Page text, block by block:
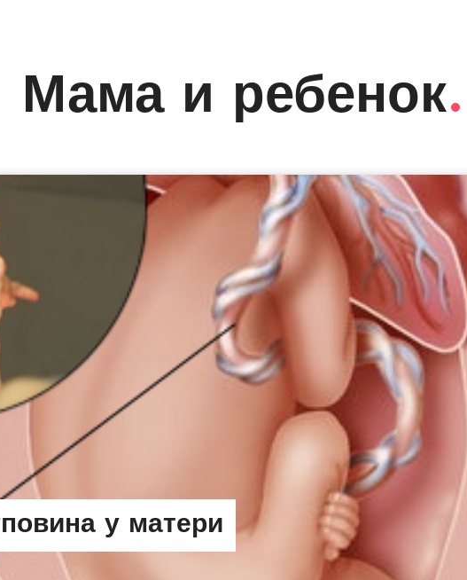
Мама и ребенок
у матери